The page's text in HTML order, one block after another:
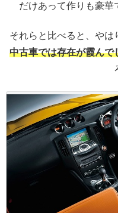
だけあって作りも豪華
それらと比べると、やは
中古車では存在が霞んで